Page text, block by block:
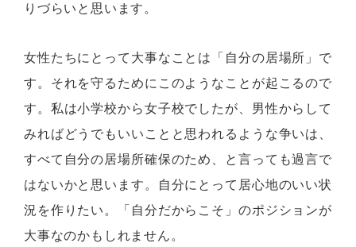
りづらいと思います。
女性たちにとって大事なことは「自分の居場所」で
す。それを守るためにこのようなことが起こるので
す。私は小学校から女子校でしたが、男性からして
みればどうでもいいことと思われるような争いは、
すべて自分の居場所確保のため、と言っても過言で
はないかと思います。自分にとって居心地のいい状
況を作りたい。「自分だからこそ」のポジションが
大事なのかもしれません。